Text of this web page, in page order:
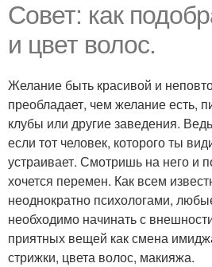
Совет: как
и цвет волос.
Желание быть красивой и
преобладает, чем желание есть,
клубы или другие заведения.
если тот человек, которого ты
устраивает. Смотришь на него и
хочется перемен. Как всем
неоднократно психологами,
необходимо начинать с
приятных вещей как смена
стрижки, цвета волос, макияжа.